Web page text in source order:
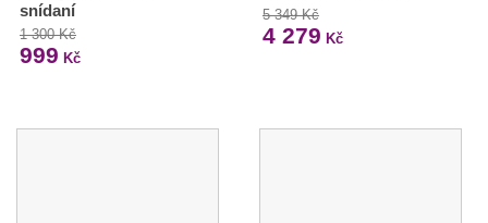
snídaní
1 300 Kč
999 Kč
5 349 Kč
4 279 Kč